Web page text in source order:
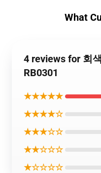
What
4 reviews for 회
RB0301
★★★★★
★★★★☆
★★★☆☆
★★☆☆☆
★☆☆☆☆